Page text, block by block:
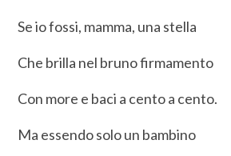
Se io fossi, mamma, una stella
Che brilla nel bruno firmamento
Con more e baci a cento a cento.
Ma essendo solo un bambino